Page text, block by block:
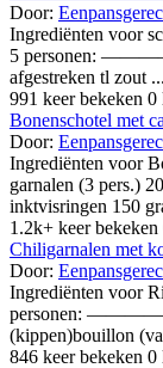
Door:
Ingrediënten voor
5 personen:
afgestreken tl zout ...
991 keer bekeken 0
Bonenschotel met
Door:
Ingrediënten voor
garnalen (3 pers.)
inktvisringen 150
1.2k+ keer bekeken
Chiligarnalen met
Door:
Ingrediënten voor
personen:
(kippen)bouillon
846 keer bekeken 0